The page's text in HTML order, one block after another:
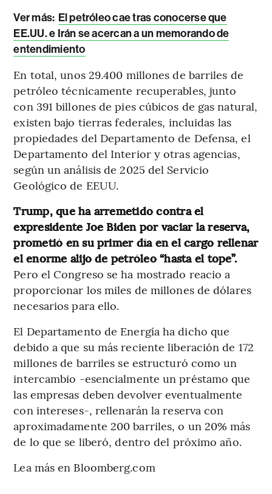
Ver más: El petróleo cae tras conocerse que
EE.UU. e Irán se acercan a un memorando de
entendimiento
En total, unos 29.400 millones de barriles de
petróleo técnicamente recuperables, junto
con 391 billones de pies cúbicos de gas natural,
existen bajo tierras federales, incluidas las
propiedades del Departamento de Defensa, el
Departamento del Interior y otras agencias,
según un análisis de 2025 del Servicio
Geológico de EEUU.
Trump, que ha arremetido contra el
expresidente Joe Biden por vaciar la reserva,
prometió en su primer día en el cargo rellenar
el enorme alijo de petróleo “hasta el tope”.
Pero el Congreso se ha mostrado reacio a
proporcionar los miles de millones de dólares
necesarios para ello.
El Departamento de Energía ha dicho que
debido a que su más reciente liberación de 172
millones de barriles se estructuró como un
intercambio -esencialmente un préstamo que
las empresas deben devolver eventualmente
con intereses-, rellenarán la reserva con
aproximadamente 200 barriles, o un 20% más
de lo que se liberó, dentro del próximo año.
Lea más en Bloomberg.com